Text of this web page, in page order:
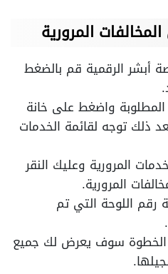
المرورية
أبشر الرقمية قم بالضغط
المطلوبة واضغط على خانة
ذلك توجه لقائمة الخدمات
المرورية وعليك النقر
المرورية.
اللوحة التي تم
الخطوة سوف يعرض لك جميع